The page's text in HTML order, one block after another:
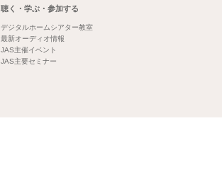
聴く・学ぶ・参加する
デジタルホームシアター教室
最新オーディオ情報
JAS主催イベント
JAS主要セミナー